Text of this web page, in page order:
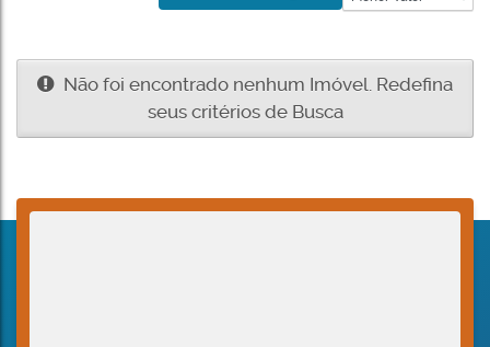
Não foi encontrado nenhum Imóvel. Redefina
seus critérios de Busca